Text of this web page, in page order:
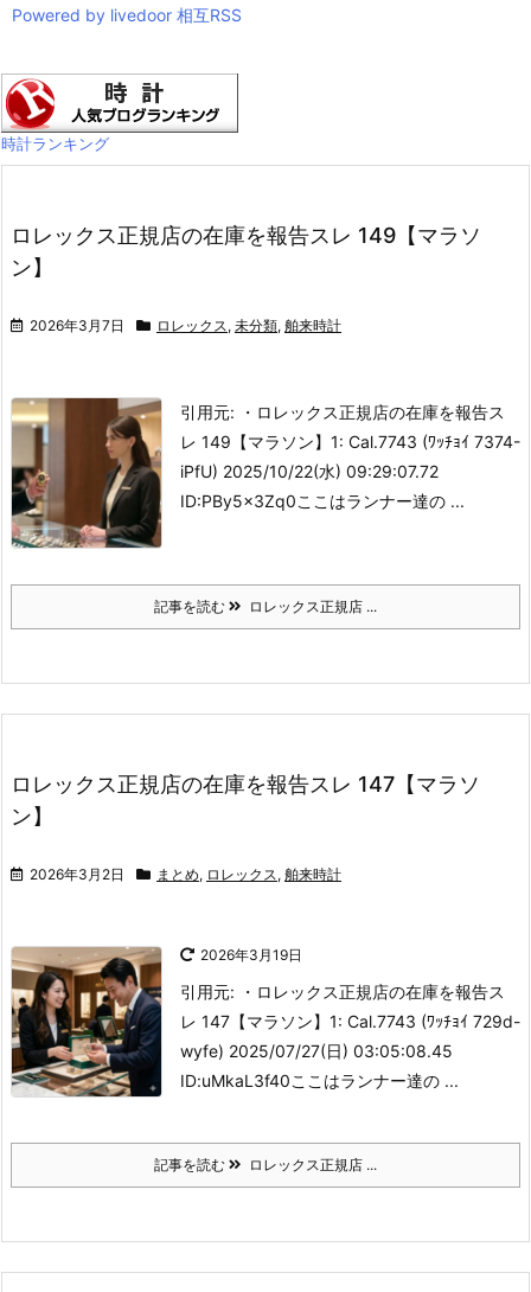
Powered by livedoor 相互RSS
時計ランキング
ロレックス正規店の在庫を報告スレ 149【マラソ
ン】
2026年3月7日 ロレックス , 未分類, 舶来時計
引用元: ・ロレックス正規店の在庫を報告ス
レ 149【マラソン】 1: Cal.7743 (ﾜｯﾁｮｲ 7374-
iPfU) 2025/10/22(水) 09:29:07.72
ID:PBy5x3Zq0ここはランナー達の ...
記事を読む ロレックス正規店 ...
ロレックス正規店の在庫を報告スレ 147【マラソ
ン】
2026年3月2日 まとめ, ロレックス , 舶来時計
2026年3月19日
引用元: ・ロレックス正規店の在庫を報告ス
レ 147【マラソン】 1: Cal.7743 (ﾜｯﾁｮｲ 729d-
wyfe) 2025/07/27(日) 03:05:08.45
ID:uMkaL3f40ここはランナー達の ...
記事を読む ロレックス正規店 ...